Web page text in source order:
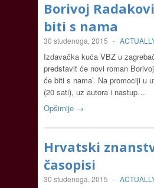
Borivoj
biti s nama
30 studenoga, 2015 -
Izdavačka kuća VBZ u
predstavit će novi roman
će biti s nama’. Na promociji u
(20 sati), uz autora i nastup…
Opširnije →
Hrvatski
časopisi
30 studenoga, 2015 -